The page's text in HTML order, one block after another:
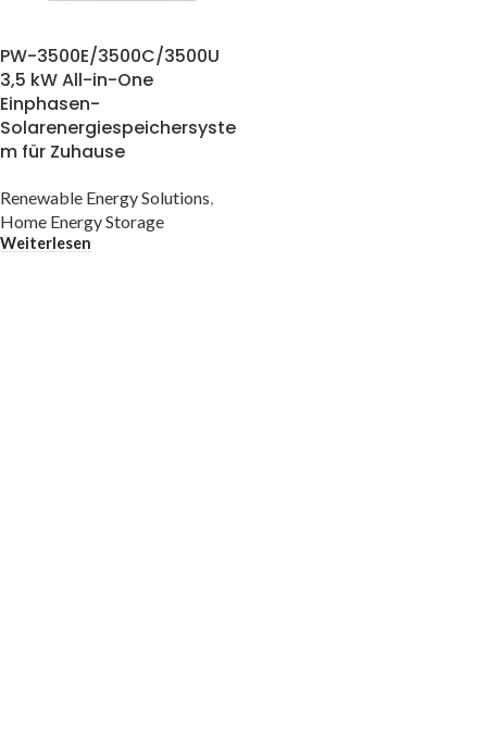
PW-3500E/3500C/3500U
3,5 kW All-in-One
Einphasen-
Solarenergiespeichersyste
m für Zuhause
Renewable Energy Solutions
Home Energy Storage
Weiterlesen